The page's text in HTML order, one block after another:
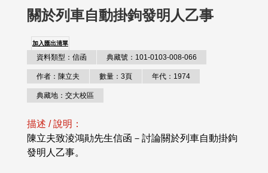
關於列車自動掛鉤發明人乙事
加入匯出清單
資料類型：信函 典藏號：101-0103-008-066
作者：陳立夫 數量：3頁 年代：1974
典藏地：交大校區
描述 / 說明：
陳立夫致淩鴻勛先生信函－討論關於列車自動掛鉤
發明人乙事。